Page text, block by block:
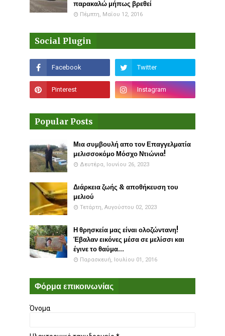
παρακαλώ μήπως βρεθεί
Πέμπτη, Μαΐου 12, 2016
Social Plugin
Popular Posts
Μια συμβουλή απο τον Επαγγελματία
μελισσοκόμο Μόσχο Ντιώνια!
Δευτέρα, Ιουνίου 26, 2023
Διάρκεια ζωής & αποθήκευση του
μελιού
Τετάρτη, Αυγούστου 02, 2023
Η θρησκεία μας είναι ολοζώντανη!
Έβαλαν εικόνες μέσα σε μελίσσι και
έγινε το θαύμα...
Παρασκευή, Ιουλίου 01, 2016
Φόρμα επικοινωνίας
Όνομα